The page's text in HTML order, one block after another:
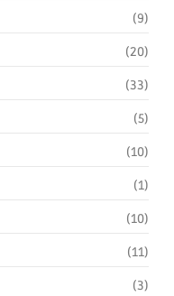
(9)
(20)
(33)
(5)
(10)
(1)
(10)
(11)
(3)